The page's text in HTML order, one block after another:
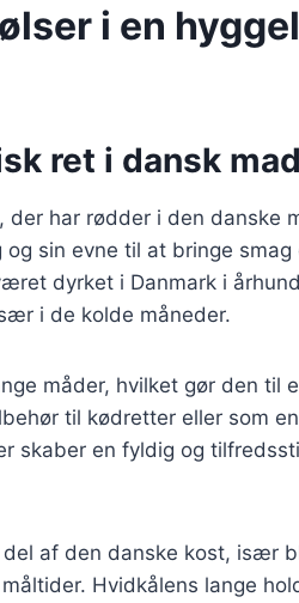
i en
ret i dansk
der har rødder i den danske
sin evne til at bringe
dyrket i Danmark i
i de kolde måneder.
måder, hvilket gør den til
til kødretter eller som
skaber en fyldig og
af den danske kost, især
Hvidkålens lange